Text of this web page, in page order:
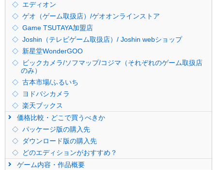
エディオン
ゲオ（ゲーム取扱店）/ゲオオンラインストア
Game TSUTAYA加盟店
Joshin（テレビゲーム取扱店）/ Joshin webショップ
新星堂WonderGOO
ビックカメラ/ソフマップ/コジマ（それぞれのゲーム取扱店
のみ）
古本市場/ふるいち
ヨドバシカメラ
楽天ブックス
価格比較・どこで買うべきか
パッケージ版の購入先
ダウンロード版の購入先
どのエディションがおすすめ？
ゲーム内容・作品概要